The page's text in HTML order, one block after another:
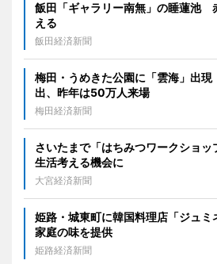
飯田「ギャラリー南無」の睡蓮池
える
飯田経済新聞
梅田・うめきた公園に「雲海」出
出、昨年は50万人来場
梅田経済新聞
さいたまで「はちみつワークショ
生活考える機会に
大宮経済新聞
姫路・城東町に韓国料理店「ジュ
家庭の味を提供
姫路経済新聞